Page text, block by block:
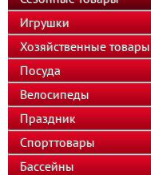
Игрушки
Хозяйственные товары
Посуда
Велосипеды
Праздник
Спорттовары
Бассейны